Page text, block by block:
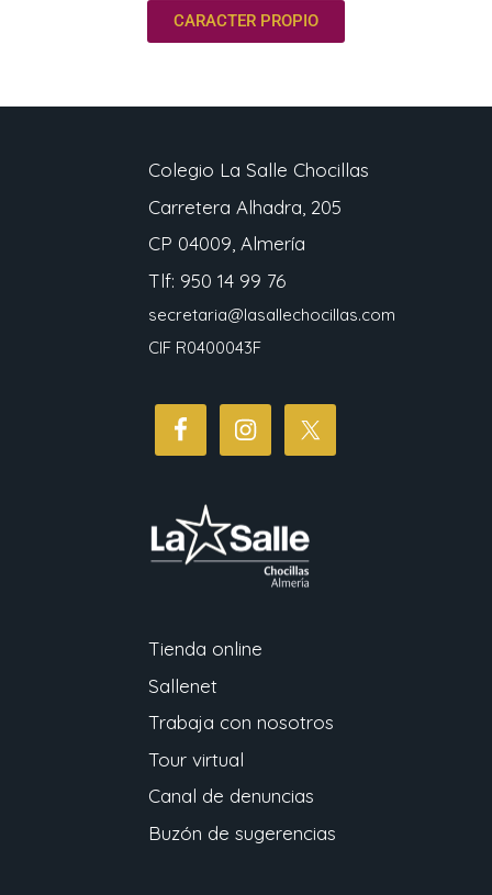
CARACTER PROPIO
Colegio La Salle Chocillas
Carretera Alhadra, 205
CP 04009, Almería
Tlf: 950 14 99 76
secretaria@lasallechocillas.com
CIF R0400043F
Tienda online
Sallenet
Trabaja con nosotros
Tour virtual
Canal de denuncias
Buzón de sugerencias